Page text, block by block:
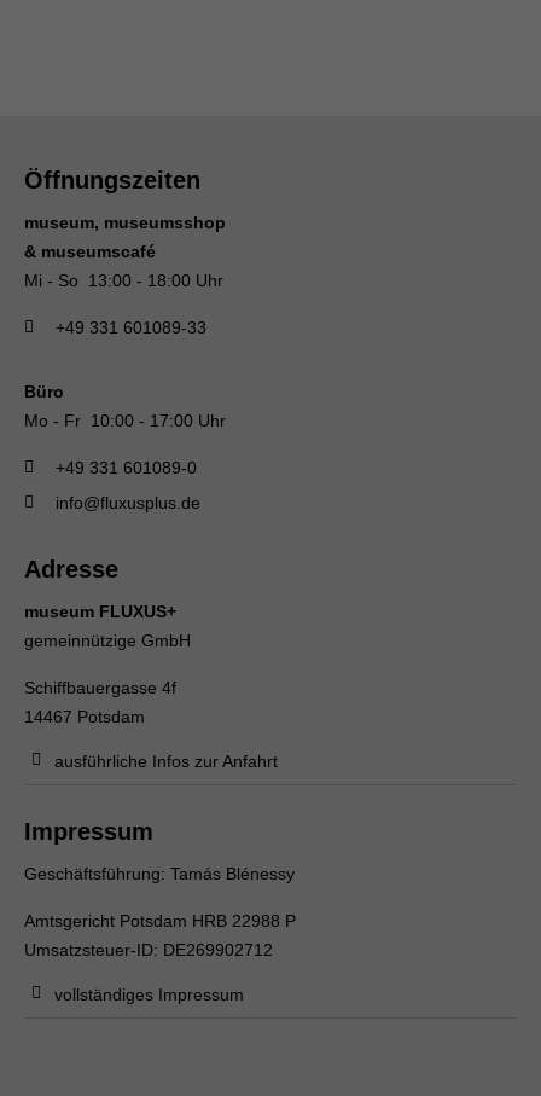
Öffnungszeiten
museum, museumsshop
& museumscafé
Mi - So 13:00 - 18:00 Uhr
+49 331 601089-33
Büro
Mo - Fr 10:00 - 17:00 Uhr
+49 331 601089-0
info@fluxusplus.de
Adresse
museum FLUXUS+
gemeinnützige GmbH
Schiffbauergasse 4f
14467 Potsdam
ausführliche Infos zur Anfahrt
Impressum
Geschäftsführung: Tamás Blénessy
Amtsgericht Potsdam HRB 22988 P
Umsatzsteuer-ID: DE269902712
vollständiges Impressum